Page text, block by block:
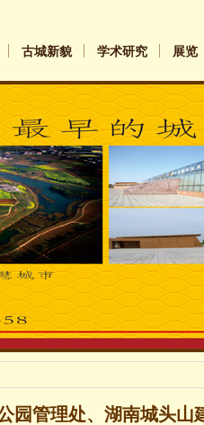
古城新貌 学术研究 展览
园管理处、湖南城头山